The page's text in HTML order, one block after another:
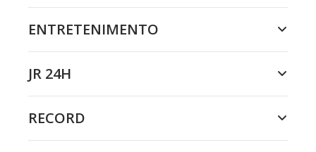
ENTRETENIMENTO
JR 24H
RECORD